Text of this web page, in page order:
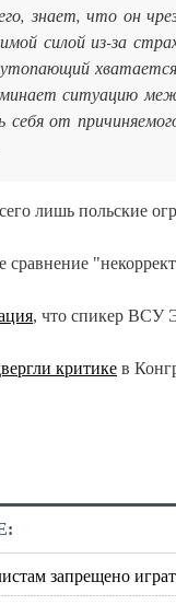
знает, что он
силой из-за
ситуацию
себя от
лишь польские
сравнение
, что спикер ВСУ
критике в
запрещено